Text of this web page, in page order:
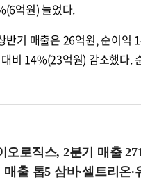
억원) 늘었다.
반기 매출은 26억원, 순이익
비 14%(23억원) 감소했다.
오로직스, 2분기 매출
출 톱5 삼바∙셀트리온∙